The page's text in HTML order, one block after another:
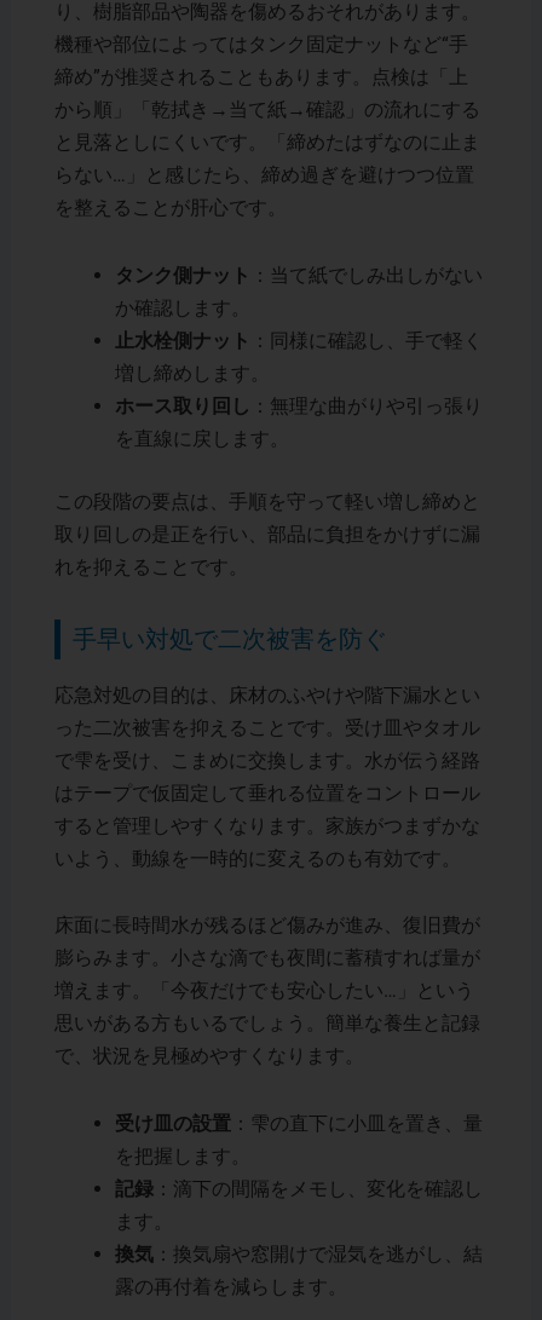
り、樹脂部品や陶器を傷めるおそれがあります。
機種や部位によってはタンク固定ナットなど“手
締め”が推奨されることもあります。点検は「上
から順」「乾拭き→当て紙→確認」の流れにする
と見落としにくいです。「締めたはずなのに止ま
らない…」と感じたら、締め過ぎを避けつつ位置
を整えることが肝心です。
タンク側ナット ：当て紙でしみ出しがない
か確認します。
止水栓側ナット ：同様に確認し、手で軽く
増し締めします。
ホース取り回し ：無理な曲がりや引っ張り
を直線に戻します。
この段階の要点は、手順を守って軽い増し締めと
取り回しの是正を行い、部品に負担をかけずに漏
れを抑えることです。
手早い対処で二次被害を防ぐ
応急対処の目的は、床材のふやけや階下漏水とい
った二次被害を抑えることです。受け皿やタオル
で雫を受け、こまめに交換します。水が伝う経路
はテープで仮固定して垂れる位置をコントロール
すると管理しやすくなります。家族がつまずかな
いよう、動線を一時的に変えるのも有効です。
床面に長時間水が残るほど傷みが進み、復旧費が
膨らみます。小さな滴でも夜間に蓄積すれば量が
増えます。「今夜だけでも安心したい…」という
思いがある方もいるでしょう。簡単な養生と記録
で、状況を見極めやすくなります。
受け皿の設置：雫の直下に小皿を置き、量
を把握します。
記録：滴下の間隔をメモし、変化を確認し
ます。
換気：換気扇や窓開けで湿気を逃がし、結
露の再付着を減らします。